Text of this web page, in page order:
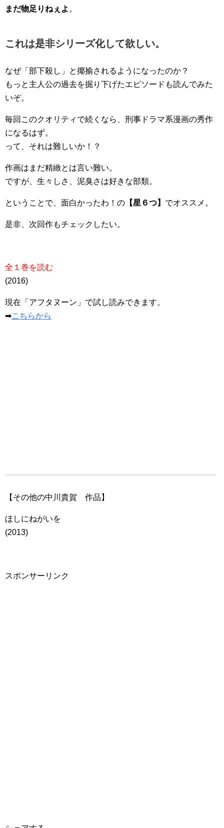
まだ物足りねぇよ 。
これは是非シリーズ化して欲しい。
なぜ「部下殺し」と揶揄されるようになったのか？
もっと主人公の過去を掘り下げたエピソードも読んでみた
いぞ。
毎回このクオリティで続くなら、刑事ドラマ系漫画の秀作
になるはず。
って、それは難しいか！？
作画はまだ精緻とは言い難い。
ですが、生々しさ、泥臭さは好きな部類。
ということで、面白かったわ！の 【星６つ】 でオススメ。
是非、次回作もチェックしたい。
全１巻を読む
(2016)
現在「アフタヌーン」で試し読みできます。
➡︎こちらから
【その他の中川貴賀 作品】
ほしにねがいを
(2013)
スポンサーリンク